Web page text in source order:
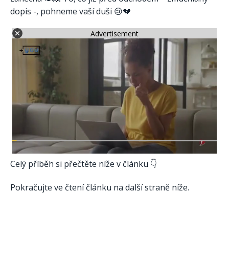
dopis -, pohneme vaší duši 😢💔
Advertisement
Celý příběh si přečtěte níže v článku 👇
Pokračujte ve čtení článku na další straně níže.